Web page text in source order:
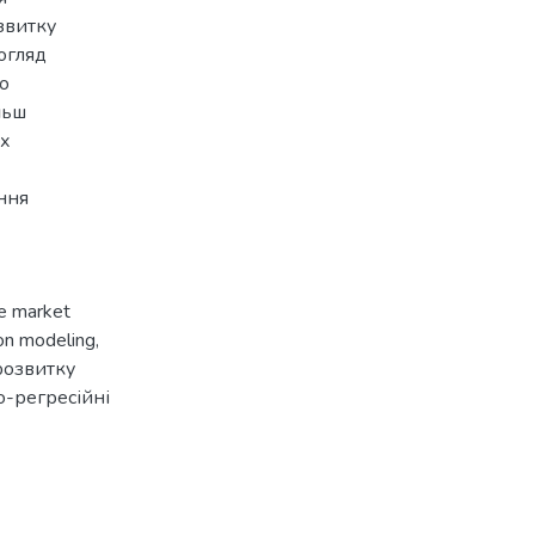
market
modeling,
регресійні